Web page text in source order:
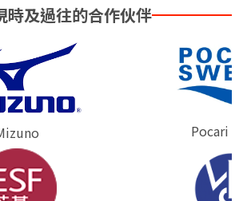
時及過往的合作伙伴
Pocari